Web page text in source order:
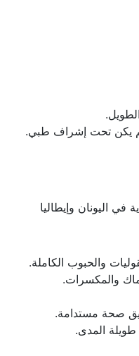
يكن تحت إشراف طبي.
في اليونان وإيطاليا
والحبوب الكاملة.
والمكسرات.
صحة مستدامة.
المدى.